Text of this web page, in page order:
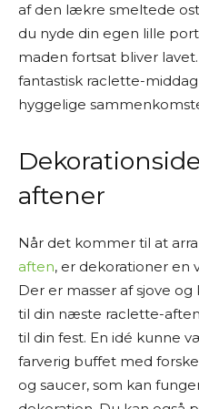
af den lækre smeltede
du nyde din egen lille
maden fortsat bliver
fantastisk raclette-
hyggelige
aftener
Når det kommer til at
aften, er dekorationer en
Der er masser af sjove
til din næste raclette-
til din fest. En idé kunne
farverig buffet med
og saucer, som kan